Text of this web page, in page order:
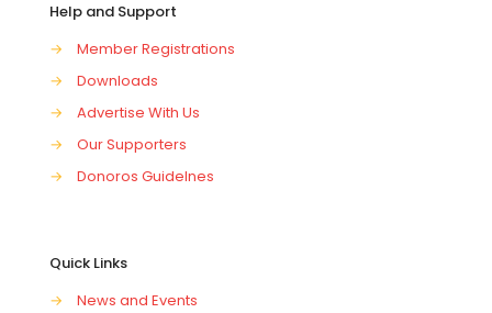
Help and Support
→
Member Registrations
→
Downloads
→
Advertise With Us
→
Our Supporters
→
Donoros Guidelnes
Quick Links
→
News and Events